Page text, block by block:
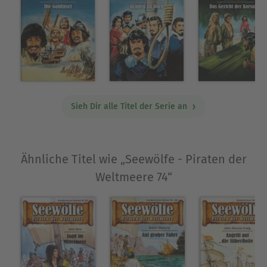
Sieh Dir alle Titel der Serie an
Ähnliche Titel wie „Seewölfe - Piraten der
Weltmeere 74“